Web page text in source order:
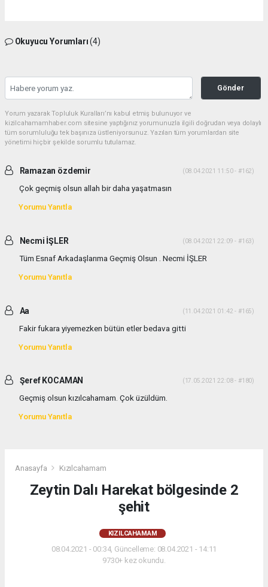
Okuyucu Yorumları(4)
Gönder
Yorum yazarak Topluluk Kuralları’nı kabul etmiş bulunuyor ve
kizilcahamamhaber.com sitesine yaptığınız yorumunuzla ilgili doğrudan veya dolaylı
tüm sorumluluğu tek başınıza üstleniyorsunuz. Yazılan tüm yorumlardan site
yönetimi hiçbir şekilde sorumlu tutulamaz.
Ramazan özdemir (08.04.2021 11:50 - #162)
Çok geçmiş olsun allah bir daha yaşatmasın
Yorumu Yanıtla
Necmi İŞLER (08.04.2021 22:09 - #163)
Tüm Esnaf Arkadaşlarıma Geçmiş Olsun . Necmi İŞLER
Yorumu Yanıtla
Aa (11.04.2021 01:42 - #165)
Fakir fukara yiyemezken bütün etler bedava gitti
Yorumu Yanıtla
Şeref KOCAMAN (17.05.2021 22:08 - #180)
Geçmiş olsun kızılcahamam. Çok üzüldüm.
Yorumu Yanıtla
Anasayfa Kızılcahamam
Zeytin Dalı Harekat bölgesinde 2
şehit
KIZILCAHAMAM
08.04.2021 - 00:34, Güncelleme: 08.04.2021 - 14:11
9730+ kez okundu.